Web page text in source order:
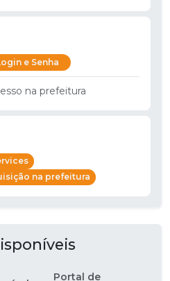
e Senha
na prefeitura
na prefeitura
Portal de